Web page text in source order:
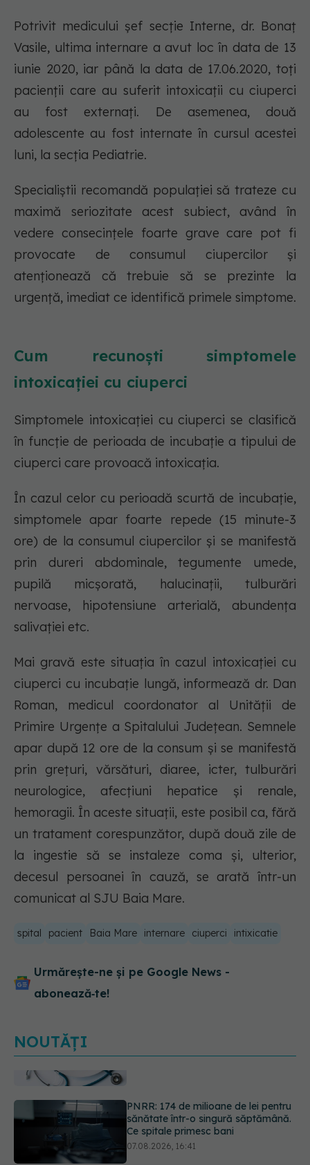
Potrivit medicului șef secție Interne, dr. Bonaț
Vasile, ultima internare a avut loc în data de 13
iunie 2020, iar până la data de 17.06.2020, toți
pacienții care au suferit intoxicații cu ciuperci
au fost externați. De asemenea, două
adolescente au fost internate în cursul acestei
luni, la secția Pediatrie.
Specialiștii recomandă populației să trateze cu
maximă seriozitate acest subiect, având în
vedere consecințele foarte grave care pot fi
provocate de consumul ciupercilor și
atenționează că trebuie să se prezinte la
urgență, imediat ce identifică primele simptome.
Cum recunoști simptomele
intoxicației cu ciuperci
Simptomele intoxicației cu ciuperci se clasifică
în funcție de perioada de incubație a tipului de
ciuperci care provoacă intoxicația.
În cazul celor cu perioadă scurtă de incubație,
simptomele apar foarte repede (15 minute-3
ore) de la consumul ciupercilor și se manifestă
prin dureri abdominale, tegumente umede,
pupilă micșorată, halucinații, tulburări
nervoase, hipotensiune arterială, abundența
salivației etc.
Mai gravă este situația în cazul intoxicației cu
ciuperci cu incubație lungă, informează dr. Dan
Roman, medicul coordonator al Unității de
Primire Urgențe a Spitalului Județean. Semnele
apar după 12 ore de la consum și se manifestă
prin grețuri, vărsături, diaree, icter, tulburări
neurologice, afecțiuni hepatice și renale,
hemoragii. În aceste situații, este posibil ca, fără
un tratament corespunzător, după două zile de
la ingestie să se instaleze coma și, ulterior,
decesul persoanei în cauză, se arată într-un
comunicat al SJU Baia Mare.
spital pacient Baia Mare internare ciuperci intixicatie
Urmărește-ne și pe Google News -
abonează‑te!
NOUTĂȚI
sănătate într-o singură săptămână.
Ce spitale primesc bani
07.08.2026, 16:41